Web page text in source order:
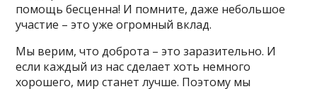
помощь бесценна! И помните, даже небольшое
участие – это уже огромный вклад.
Мы верим, что доброта – это заразительно. И
если каждый из нас сделает хоть немного
хорошего, мир станет лучше. Поэтому мы